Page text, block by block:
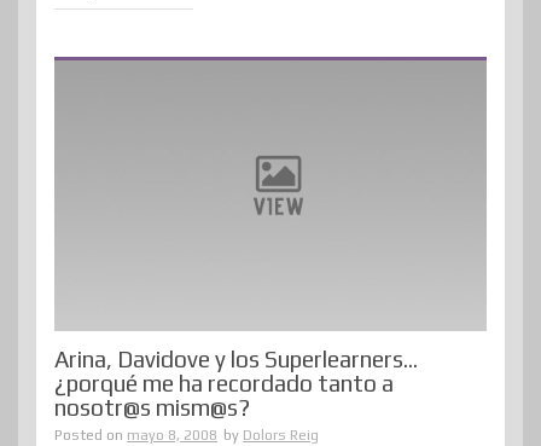
Arina, Davidove y los Superlearners…
¿porqué me ha recordado tanto a
nosotr@s mism@s?
Posted on mayo 8, 2008 by Dolors Reig